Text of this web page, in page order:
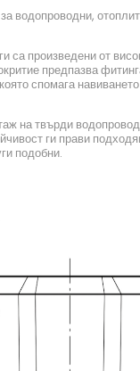
водопроводни,
са произведени от
предпазва
спомага
на твърди
ги прави
подобни.